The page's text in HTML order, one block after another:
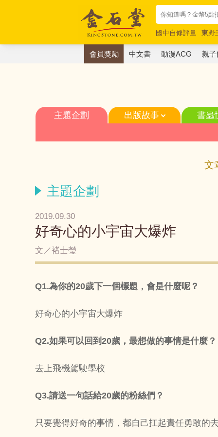
國中自修評量
東野
唯紅花綻放
奧德賽
會員獎勵 中文書 動漫ACG 親
主題企劃 出版故事 書蟲
文
主題企劃
2019.09.30
好奇心的小宇宙大爆炸
文／褚士瑩
Q1.為你的20歲下一個標題，會是什麼呢？
好奇心的小宇宙大爆炸
Q2.如果可以回到20歲，最想做的事情是什麼？
去上飛機駕駛學校
Q3.請送一句話給20歲的粉絲們？
只要覺得好奇的事情，都自己扛起責任勇敢的